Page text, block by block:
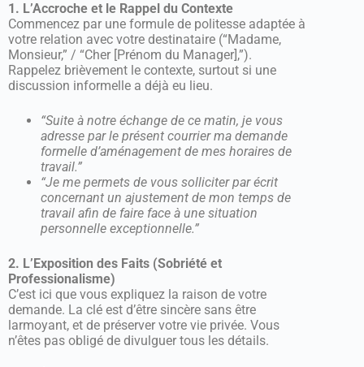
1. L’Accroche et le Rappel du Contexte
Commencez par une formule de politesse adaptée à
votre relation avec votre destinataire (“Madame,
Monsieur,” / “Cher [Prénom du Manager],”).
Rappelez brièvement le contexte, surtout si une
discussion informelle a déjà eu lieu.
“Suite à notre échange de ce matin, je vous
adresse par le présent courrier ma demande
formelle d’aménagement de mes horaires de
travail.”
“Je me permets de vous solliciter par écrit
concernant un ajustement de mon temps de
travail afin de faire face à une situation
personnelle exceptionnelle.”
2. L’Exposition des Faits (Sobriété et
Professionalisme)
C’est ici que vous expliquez la raison de votre
demande. La clé est d’être sincère sans être
larmoyant, et de préserver votre vie privée. Vous
n’êtes pas obligé de divulguer tous les détails.